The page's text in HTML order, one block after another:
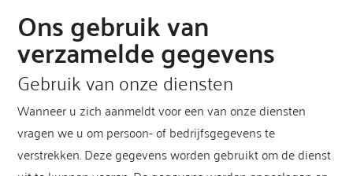
Ons gebruik van
verzamelde gegevens
Gebruik van onze diensten
Wanneer u zich aanmeldt voor een van onze diensten
vragen we u om persoon- of bedrijfsgegevens te
verstrekken. Deze gegevens worden gebruikt om de dienst